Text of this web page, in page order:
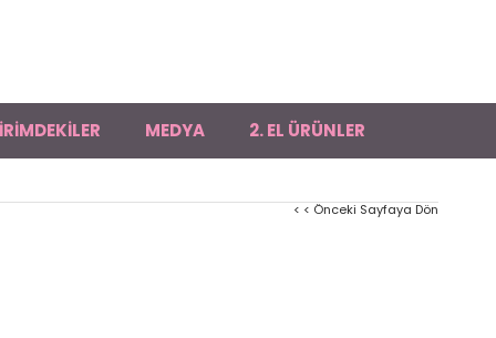
MEDYA 2. EL ÜRÜNLER
< < Önceki Sayfaya Dön